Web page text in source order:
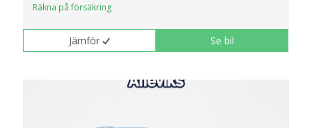
Räkna på försäkring
Jämför Se bil